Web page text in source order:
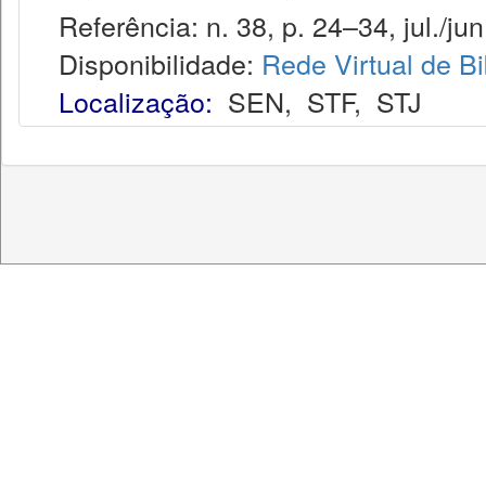
Referência: n. 38, p. 24–34, jul./
Disponibilidade: Rede Virtual de
Localização: SEN, STF, STJ